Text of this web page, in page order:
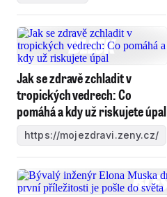
Jak se zdravě zchladit v
tropických vedrech: Co
pomáhá a kdy už riskujete úpal
https://mojezdravi.zeny.cz/